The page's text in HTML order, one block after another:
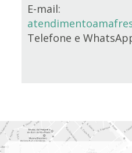
E-mail:
Telefone e